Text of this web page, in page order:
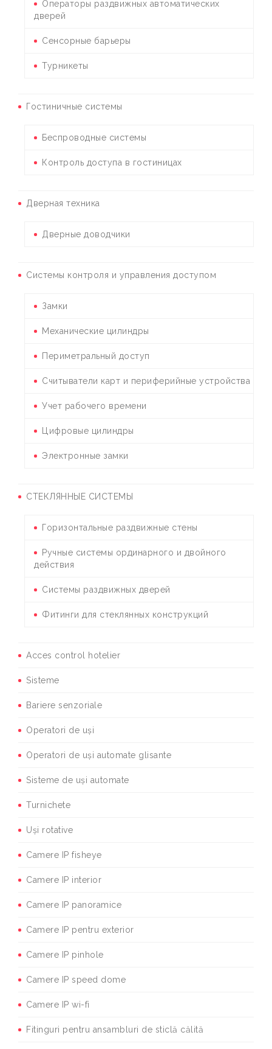
Операторы раздвижных автоматических
дверей
Сенсорные барьеры
Турникеты
Гостиничные системы
Беспроводные системы
Контроль доступа в гостиницах
Дверная техника
Дверные доводчики
Системы контроля и управления доступом
Замки
Механические цилиндры
Периметральный доступ
Считыватели карт и периферийные устройства
Учет рабочего времени
Цифровые цилиндры
Электронные замки
СТЕКЛЯННЫЕ СИСТЕМЫ
Горизонтальные раздвижные стены
Ручные системы ординарного и двойного
действия
Системы раздвижных дверей
Фитинги для стеклянных конструкций
Acces control hotelier
Sisteme
Bariere senzoriale
Operatori de uși
Operatori de uși automate glisante
Sisteme de uși automate
Turnichete
Uși rotative
Camere IP fisheye
Camere IP interior
Camere IP panoramice
Camere IP pentru exterior
Camere IP pinhole
Camere IP speed dome
Camere IP wi-fi
Fitinguri pentru ansambluri de sticlă călită